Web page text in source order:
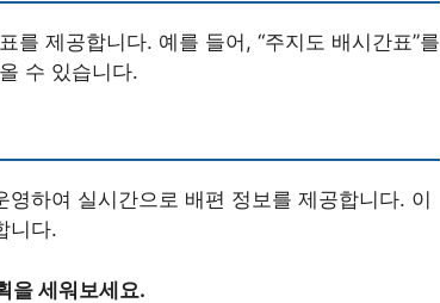
를 제공합니다. 예를 들어, “주지도 배시간표”를
수 있습니다.
하여 실시간으로 배편 정보를 제공합니다. 이
니다.
을 세워보세요.